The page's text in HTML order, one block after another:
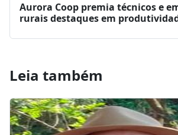
Aurora Coop premia técnicos e
rurais destaques em
Leia também